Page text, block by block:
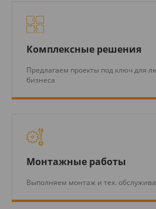
Комплексные решения
Предлагаем проекты под ключ для
бизнеса
Монтажные работы
Выполняем монтаж и тех.